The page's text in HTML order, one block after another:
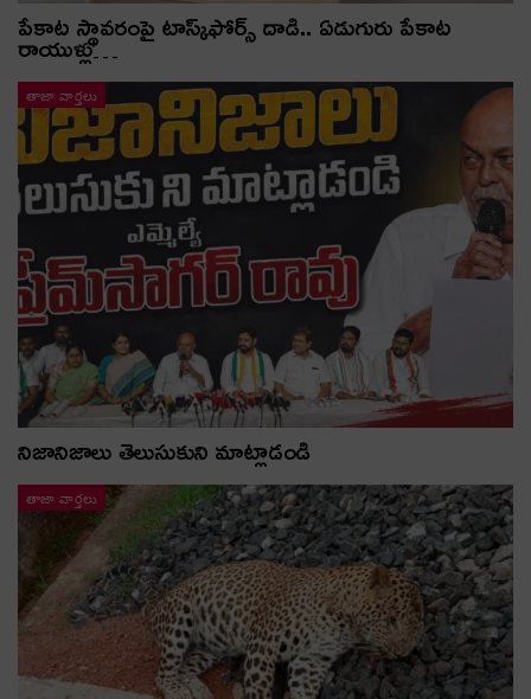
పేకాట స్థావరంపై టాస్క్‌ఫోర్స్ దాడి.. ఏడుగురు పేకాట
రాయుళ్లు…
తాజా వార్తలు
నిజానిజాలు తెలుసుకుని మాట్లాడండి
తాజా వార్తలు